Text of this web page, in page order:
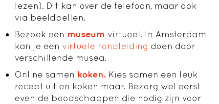
lezen). Dit kan over de telefoon, maar ook
via beeldbellen.
Bezoek een museum virtueel. In Amsterdam
kan je een virtuele rondleiding doen door
verschillende musea.
Online samen koken. Kies samen een leuk
recept uit en koken maar. Bezorg wel eerst
even de boodschappen die nodig zijn voor